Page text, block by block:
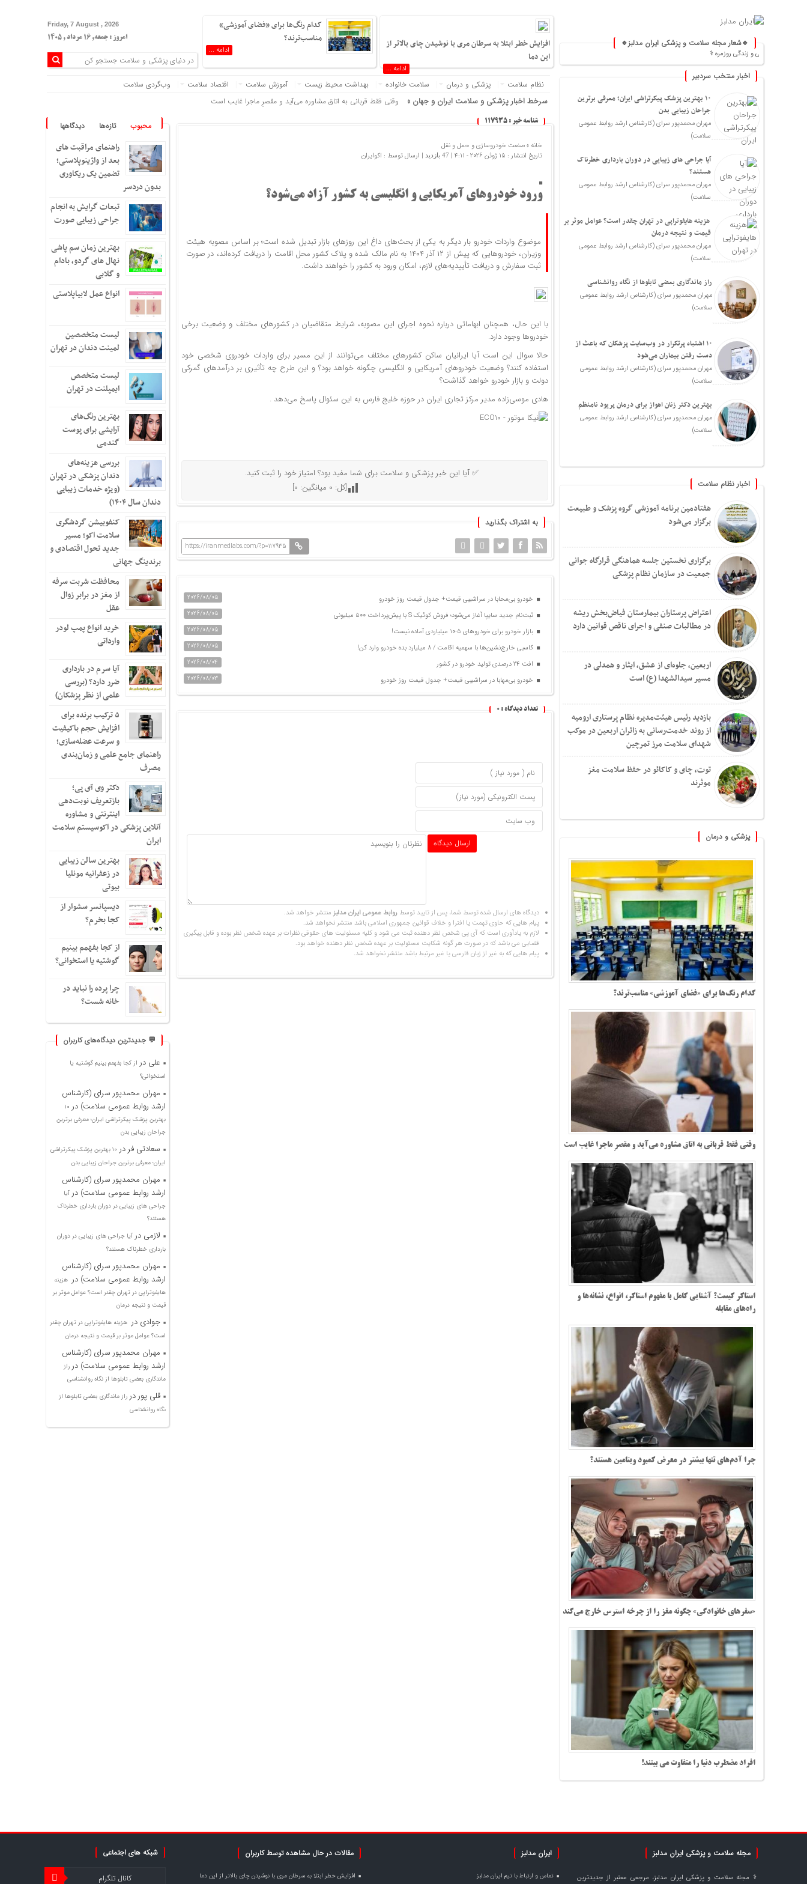
🔹شعار مجله سلامت و پزشکی ایران مدلبز🔹
و زندگی روزمره ⚕️
اخبار منتخب سردبیر
۱۰ بهترین پزشک پیکرتراشی ایران؛ معرفی برترین
جراحان زیبایی بدن
مهران محمدپور سرای (کارشناس ارشد روابط عمومی
سلامت)
آیا جراحی های زیبایی در دوران بارداری خطرناک
هستند؟
مهران محمدپور سرای (کارشناس ارشد روابط عمومی
سلامت)
هزینه هایفوتراپی در تهران چقدر است؟ عوامل موثر بر
قیمت و نتیجه درمان
مهران محمدپور سرای (کارشناس ارشد روابط عمومی
سلامت)
راز ماندگاری بعضی تابلوها از نگاه روانشناسی
مهران محمدپور سرای (کارشناس ارشد روابط عمومی
سلامت)
۱۰ اشتباه پرتکرار در وب‌سایت پزشکان که باعث از
دست رفتن بیماران می‌شود
مهران محمدپور سرای (کارشناس ارشد روابط عمومی
سلامت)
بهترین دکتر زنان اهواز برای درمان پریود نامنظم
مهران محمدپور سرای (کارشناس ارشد روابط عمومی
سلامت)
اخبار نظام سلامت
هفتادمین برنامه آموزشی گروه پزشک و طبیعت
برگزار می‌شود
برگزاری نخستین جلسه هماهنگی قرارگاه جوانی
جمعیت در سازمان نظام پزشکی
اعتراض پرستاران بیمارستان فیاض‌بخش ریشه
در مطالبات صنفی و اجرای ناقص قوانین دارد
اربعین، جلوه‌ای از عشق، ایثار و همدلی در
مسیر سیدالشهدا (ع) است
بازدید رئیس هیئت‌مدیره نظام پرستاری ارومیه
از روند خدمت‌رسانی به زائران اربعین در موکب
شهدای سلامت مرز تمرچین
توت، چای و کاکائو در حفظ سلامت مغز
موثرند
پزشکی و درمان
کدام رنگ‌ها برای «فضای آموزشی» مناسب‌ترند؟
وقتی فقط قربانی به اتاق مشاوره می‌آید و مقصرِ ماجرا غایب است
استاکر کیست؟ آشنایی کامل با مفهوم استاکر، انواع، نشانه‌ها و
راه‌های مقابله
چرا آدم‌های تنها بیشتر در معرض کمبود ویتامین هستند؟
«سفرهای خانوادگی» چگونه مغز را از چرخه استرس خارج می‌کند؟
افراد مضطرب دنیا را متفاوت می بینند!
افزایش خطر ابتلا به سرطان مری با نوشیدن چای بالاتر از
این دما
ادامه ...
کدام رنگ‌ها برای «فضای آموزشی»
مناسب‌ترند؟
ادامه ...
Friday, 7 August , 2026
امروز : جمعه, ۱۶ مرداد , ۱۴۰۵
نظام سلامت پزشکی و درمان سلامت خانواده بهداشت محیط زیست آموزش سلامت اقتصاد سلامت وب‌گردی سلامت
سرخط اخبار پزشکی و سلامت ایران و جهان » وقتی فقط قربانی به اتاق مشاوره می‌آید و مقصرِ ماجرا غایب است
شناسه خبر : 117935
خانه »صنعت خودروسازی و حمل و نقل
تاریخ انتشار : 15 ژوئن 2026 - 4:11 |
47 بازدید | ارسال توسط : اکوایران
ورود خودروهای آمریکایی و انگلیسی به کشور آزاد می‌شود؟
موضوع واردات خودرو بار دیگر به یکی از بحث‌های داغ این روزهای بازار تبدیل شده است؛ بر اساس مصوبه هیئت
وزیران، خودروهایی که پیش از ۱۲ آذر ۱۴۰۴ به نام مالک شده و پلاک کشور محل اقامت را دریافت کرده‌اند، در صورت
ثبت سفارش و دریافت تأییدیه‌های لازم، امکان ورود به کشور را خواهند داشت.
با این حال، همچنان ابهاماتی درباره نحوه اجرای این مصوبه، شرایط متقاضیان در کشورهای مختلف و وضعیت برخی
خودروها وجود دارد.
حالا سوال این است آیا ایرانیان ساکن کشورهای مختلف می‌توانند از این مسیر برای واردات خودروی شخصی خود
استفاده کنند؟ وضعیت خودروهای آمریکایی و انگلیسی چگونه خواهد بود؟ و این طرح چه تأثیری بر درآمدهای گمرکی
دولت و بازار خودرو خواهد گذاشت؟
هادی موسی‌زاده مدیر مرکز تجاری ایران در حوزه خلیج فارس به این سئوال پاسخ می‌دهد .
✅ آیا این خبر پزشکی و سلامت برای شما مفید بود؟ امتیاز خود را ثبت کنید.
[کل: 0 میانگین: 0
]
به اشتراک بگذارید
https://iranmedlabs.com/?p=117935
خودرو بی‌محابا در سراشیبی قیمت+ جدول قیمت روز خودرو
2026/08/05
ثبت‌نام جدید سایپا آغاز می‌شود؛ فروش کوئیک S با پیش‌پرداخت ۵۰۰ میلیونی
2026/08/05
بازار خودرو برای خودروهای ۵-۱۰ میلیاردی آماده نیست!
2026/08/05
کاسبی خارج‌نشین‌ها با سهمیه اقامت / ۸ میلیارد بده خودرو وارد کن!
2026/08/05
افت ۲۴ درصدی تولید خودرو در کشور
2026/08/04
خودرو بی‌مهابا در سراشیبی قیمت+ جدول قیمت روز خودرو
2026/08/03
تعداد دیدگاه : 0
دیدگاه های ارسال شده توسط شما، پس از تایید توسط روابط عمومی ایران مدلبز منتشر خواهد شد.
پیام هایی که حاوی تهمت یا افترا و خلاف قوانین جمهوری اسلامی باشد منتشر نخواهد شد.
لازم به یادآوری است که آی پی شخص نظر دهنده ثبت می شود و کلیه مسئولیت های حقوقی نظرات بر عهده شخص نظر بوده و قابل پیگیری
قضایی می باشد که در صورت هر گونه شکایت مسئولیت بر عهده شخص نظر دهنده خواهد بود.
پیام هایی که به غیر از زبان فارسی یا غیر مرتبط باشد منتشر نخواهد شد.
محبوب تازه‌ها دیدگاهها
راهنمای مراقبت های
بعد از واژینوپلاستی؛
تضمین یک ریکاوری
بدون دردسر
تبعات گرایش به انجام
جراحی زیبایی صورت
بهترین زمان سم پاشی
نهال های گردو، بادام
و گلابی
انواع عمل لابیاپلاستی
لیست متخصصین
لمینت دندان در تهران
لیست متخصص
ایمپلنت در تهران
بهترین رنگ‌های
آرایشی برای پوست
گندمی
بررسی هزینه‌های
دندان پزشکی در تهران
(ویژه خدمات زیبایی
دندان سال ۱۴۰۴)
کنفوبیشن گردشگری
سلامت اکو؛ مسیر
جدید تحول اقتصادی و
برندینگ جهانی
محافظت شربت سرفه
از مغز در برابر زوال
عقل
خرید انواع پمپ لودر
وارداتی
آیا سرم در بارداری
ضرر دارد؟ (بررسی
علمی از نظر پزشکان)
۵ ترکیب برنده برای
افزایش حجم باکیفیت
و سرعت عضله‌سازی؛
راهنمای جامع علمی و زمان‌بندی
مصرف
دکتر وی آی پی؛
بازتعریف نوبت‌دهی
اینترنتی و مشاوره
آنلاین پزشکی در اکوسیستم سلامت
ایران
بهترین سالن زیبایی
در زعفرانیه مونلیا
بیوتی
دیسپانسر سشوار از
کجا بخرم؟
از کجا بفهمم بینیم
گوشتیه یا استخوانی؟
چرا پرده را نباید در
خانه شست؟
💬 جدیدترین دیدگاه‌های کاربران
علی در از کجا بفهمم بینیم گوشتیه یا
استخوانی؟
مهران محمدپور سرای (کارشناس
ارشد روابط عمومی سلامت) در ۱۰
بهترین پزشک پیکرتراشی ایران؛ معرفی برترین
جراحان زیبایی بدن
سعادتی فر در
۱۰ بهترین پزشک پیکرتراشی
ایران؛ معرفی برترین جراحان زیبایی بدن
مهران محمدپور سرای (کارشناس
ارشد روابط عمومی سلامت) در آیا
جراحی های زیبایی در دوران بارداری خطرناک
هستند؟
لازمی در آیا جراحی های زیبایی در دوران
بارداری خطرناک هستند؟
مهران محمدپور سرای (کارشناس
ارشد روابط عمومی سلامت) در هزینه
هایفوتراپی در تهران چقدر است؟ عوامل موثر بر
قیمت و نتیجه درمان
جوادی در هزینه هایفوتراپی در تهران چقدر
است؟ عوامل موثر بر قیمت و نتیجه درمان
مهران محمدپور سرای (کارشناس
ارشد روابط عمومی سلامت) در راز
ماندگاری بعضی تابلوها از نگاه روانشناسی
قلی پور در راز ماندگاری بعضی تابلوها از
نگاه روانشناسی
مجله سلامت و پزشکی ایران مدلبز
⚕️ مجله سلامت و پزشکی ایران مدلبز، مرجعی معتبر از جدیدترین
ایران مدلبز
تماس و ارتباط با تیم ایران مدلبز
مقالات در حال مشاهده توسط کاربران
افزایش خطر ابتلا به سرطان مری با نوشیدن چای بالاتر از این دما
شبکه های اجتماعی
کانال تلگرام